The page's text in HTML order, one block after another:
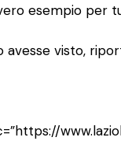
esempio per
visto,